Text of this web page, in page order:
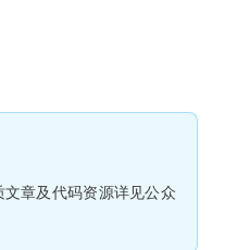
章及代码资源详见公众